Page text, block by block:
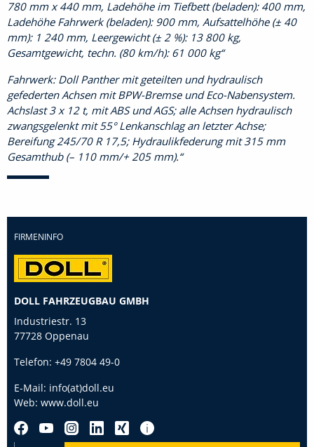
780 mm x 440 mm, Ladehöhe im Tiefbett (beladen): 400 mm,
Ladehöhe Fahrwerk (beladen): 900 mm, Aufsattelhöhe (± 40
mm): 1 240 mm, Leergewicht (± 2 %): 13 800 kg,
Gesamtgewicht, techn. (80 km/h): 61 000 kg
Fahrwerk: Doll Panther mit geteilten und hydraulisch
gefederten Achsen mit BPW-Bremse und Eco-Nabensystem.
Achslast 3 x 12 t, mit ABS und AGS; alle Achsen hydraulisch
zwangsgelenkt mit 55° Lenkanschlag an letzter Achse;
Bereifung 245/70 R 17,5; Hydraulikfederung mit 315 mm
Gesamthub (– 110 mm/+ 205 mm).
FIRMENINFO
DOLL FAHRZEUGBAU GMBH
Industriestr. 13
77728 Oppenau
Telefon: +49 7804 49-0
E-Mail: info(at)doll.eu
Web: www.doll.eu